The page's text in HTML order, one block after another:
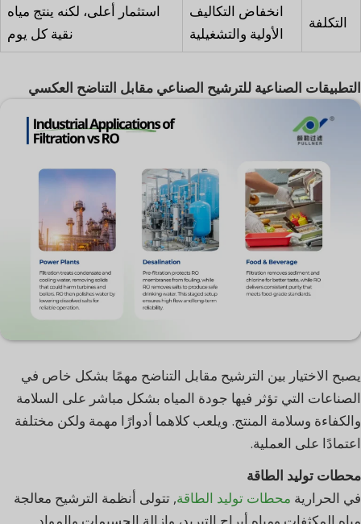
التكلفة
انخفاض التكاليف
الأولية والتشغيلية
استثمار أعلى، لكنه ينتج مياه
نقية كل يوم
التطبيقات الصناعية للترشيح الصناعي مقابل التناضح العكسي
يصبح الاختيار بين الترشيح مقابل التناضح مهمًا بشكل خاص في
الصناعات التي تؤثر فيها جودة المياه بشكل مباشر على السلامة
والكفاءة وسلامة المنتج. ويلعب كلاهما أدوارًا مهمة ولكن مختلفة
اعتمادًا على العملية.
محطات توليد الطاقة
في الحرارية محطات توليد الطاقة, تتولى أنظمة الترشيح معالجة